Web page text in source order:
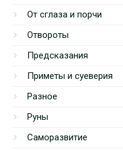
От сглаза и порчи
Отвороты
Предсказания
Приметы и суеверия
Разное
Руны
Саморазвитие